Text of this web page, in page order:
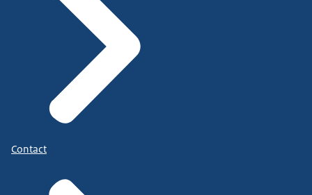
Contact